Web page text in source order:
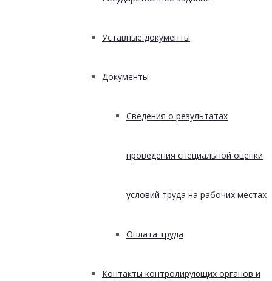
Уставные документы
Документы
Сведения о результатах
проведения специальной оценки
условий труда на рабочих местах
Оплата труда
Контакты контролирующих органов и